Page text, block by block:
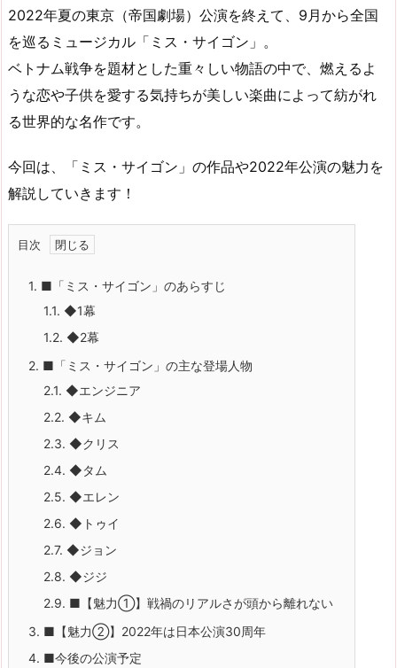
2022年夏の東京（帝国劇場）公演を終えて、9月から全国
を巡るミュージカル「ミス・サイゴン」。
ベトナム戦争を題材とした重々しい物語の中で、燃えるよ
うな恋や子供を愛する気持ちが美しい楽曲によって紡がれ
る世界的な名作です。
今回は、「ミス・サイゴン」の作品や2022年公演の魅力を
解説していきます！
目次
1. ■「ミス・サイゴン」のあらすじ
1.1. ◆1幕
1.2. ◆2幕
2. ■「ミス・サイゴン」の主な登場人物
2.1. ◆エンジニア
2.2. ◆キム
2.3. ◆クリス
2.4. ◆タム
2.5. ◆エレン
2.6. ◆トゥイ
2.7. ◆ジョン
2.8. ◆ジジ
2.9. ■【魅力①】戦禍のリアルさが頭から離れない
3. ■【魅力②】2022年は日本公演30周年
4. ■今後の公演予定